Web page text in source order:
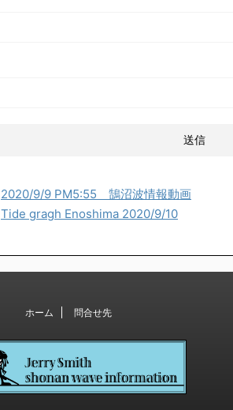
2020/9/9 PM5:55 鵠沼波情報動画
Tide gragh Enoshima 2020/9/10
ホーム 問合せ先